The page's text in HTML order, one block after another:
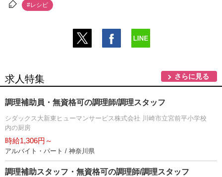
#レシピ
求人特集 さらに見る
調理補助員・無資格可の調理師/調理スタッフ
シダックス大新東ヒューマンサービス株式会社 川崎市立宮前平小学校
内の厨房
時給1,306円～
アルバイト・パート / 神奈川県
調理補助スタッフ・無資格可の調理師/調理スタッフ